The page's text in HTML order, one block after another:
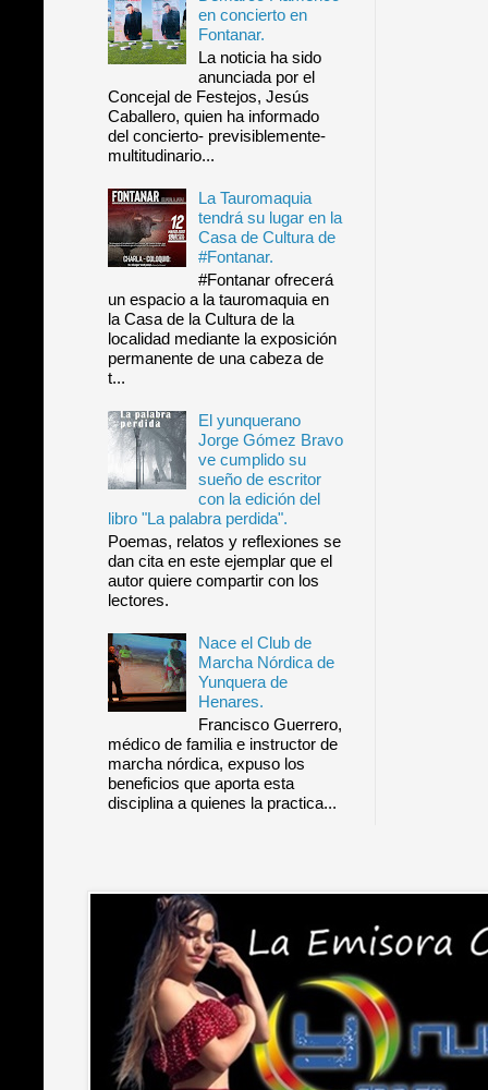
en concierto en
Fontanar.
La noticia ha sido
anunciada por el
Concejal de Festejos, Jesús
Caballero, quien ha informado
del concierto- previsiblemente-
multitudinario...
La Tauromaquia
tendrá su lugar en la
Casa de Cultura de
#Fontanar.
#Fontanar ofrecerá
un espacio a la tauromaquia en
la Casa de la Cultura de la
localidad mediante la exposición
permanente de una cabeza de
t...
El yunquerano
Jorge Gómez Bravo
ve cumplido su
sueño de escritor
con la edición del
libro "La palabra perdida".
Poemas, relatos y reflexiones se
dan cita en este ejemplar que el
autor quiere compartir con los
lectores.
Nace el Club de
Marcha Nórdica de
Yunquera de
Henares.
Francisco Guerrero,
médico de familia e instructor de
marcha nórdica, expuso los
beneficios que aporta esta
disciplina a quienes la practica...